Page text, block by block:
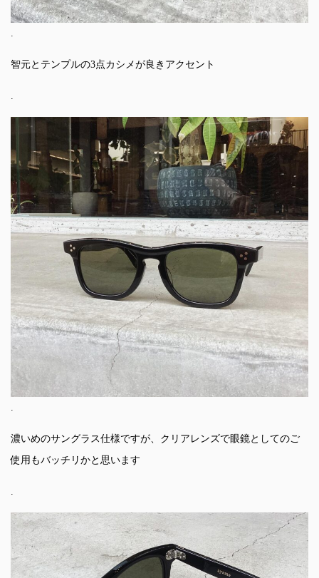
智元とテンプルの3点カシメが良きアクセント
.
濃いめのサングラス仕様ですが、クリアレンズで眼鏡としてのご
使用もバッチリかと思います
.